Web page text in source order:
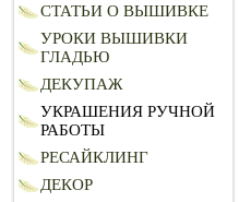
СТАТЬИ О ВЫШИВКЕ
УРОКИ ВЫШИВКИ
ГЛАДЬЮ
ДЕКУПАЖ
УКРАШЕНИЯ РУЧНОЙ
РАБОТЫ
РЕСАЙКЛИНГ
ДЕКОР